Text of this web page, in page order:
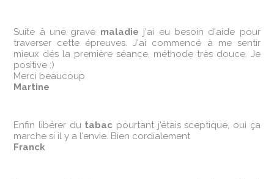
Suite à une grave maladie j'ai eu besoin d'aide pour
traverser cette épreuves. J'ai commencé à me sentir
mieux dés la première séance, méthode très douce. Je
positive :)
Merci beaucoup
Martine
Enfin libérer du tabac pourtant j'étais sceptique, oui ça
marche si il y a l'envie. Bien cordialement
Franck